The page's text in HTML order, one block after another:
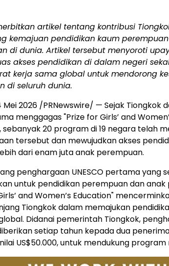
artikel tentang kontribusi
kemajuan pendidikan kaum
di dunia. Artikel tersebut menyoroti
akses pendidikan di dalam negeri
kerja sama global untuk mendorong
di seluruh dunia.
Mei 2026 /PRNewswire/ — Sejak Tiongkok
menggagas "Prize for Girls’ and
sebanyak 20 program di 19 negara telah
tersebut dan mewujudkan akses
dari enam juta anak perempuan.
penghargaan UNESCO pertama yang
untuk pendidikan perempuan dan
and Women’s Education"
Tiongkok dalam memajukan
Didanai pemerintah Tiongkok,
setiap tahun kepada dua
US$50.000, untuk mendukung program